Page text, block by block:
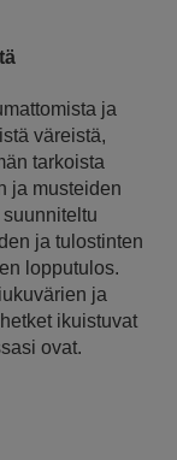
ja
väreistä,
tarkoista
ja musteiden
ja tulostinten
lopputulos.
ja
ikuistuvat
ovat.